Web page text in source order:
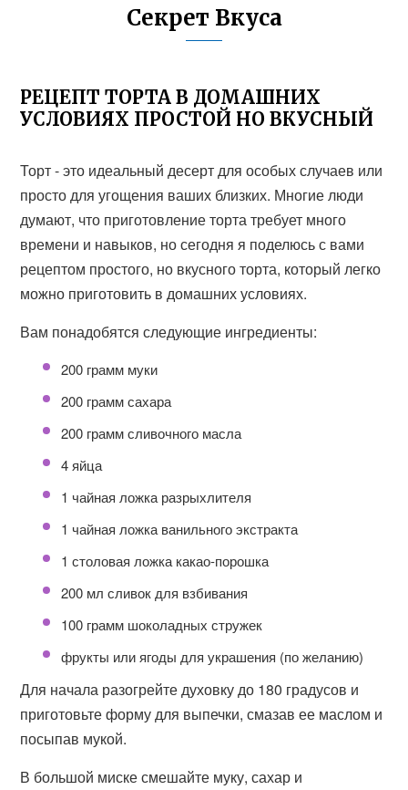
Секрет Вкуса
РЕЦЕПТ ТОРТА В ДОМАШНИХ
УСЛОВИЯХ ПРОСТОЙ НО ВКУСНЫЙ
Торт - это идеальный десерт для особых случаев или
просто для угощения ваших близких. Многие люди
думают, что приготовление торта требует много
времени и навыков, но сегодня я поделюсь с вами
рецептом простого, но вкусного торта, который легко
можно приготовить в домашних условиях.
Вам понадобятся следующие ингредиенты:
200 грамм муки
200 грамм сахара
200 грамм сливочного масла
4 яйца
1 чайная ложка разрыхлителя
1 чайная ложка ванильного экстракта
1 столовая ложка какао-порошка
200 мл сливок для взбивания
100 грамм шоколадных стружек
фрукты или ягоды для украшения (по желанию)
Для начала разогрейте духовку до 180 градусов и
приготовьте форму для выпечки, смазав ее маслом и
посыпав мукой.
В большой миске смешайте муку, сахар и